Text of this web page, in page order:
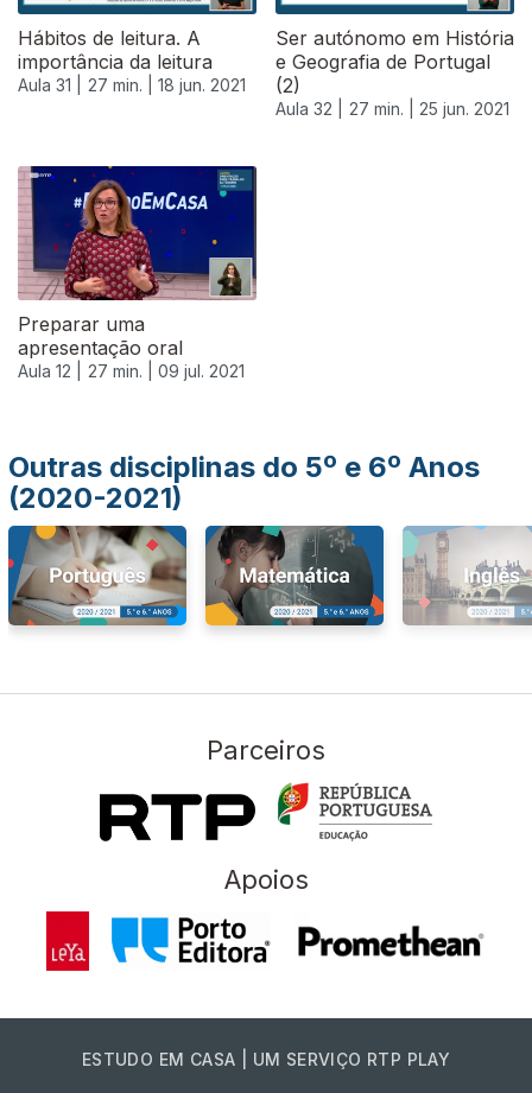
Hábitos de leitura. A
importância da leitura
Aula 31 | 27 min. | 18 jun. 2021
Ser autónomo em História
e Geografia de Portugal
(2)
Aula 32 | 27 min. | 25 jun. 2021
Preparar uma
apresentação oral
Aula 12 | 27 min. | 09 jul. 2021
556631
Outras disciplinas do 5º e 6º Anos
(2020-2021)
Parceiros
Apoios
ESTUDO EM CASA | UM SERVIÇO RTP PLAY